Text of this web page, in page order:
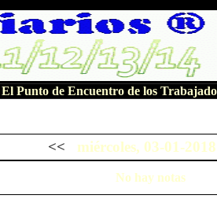
El Punto de Encuentro de los
<< miércoles, 03-01-2018
No hay notas